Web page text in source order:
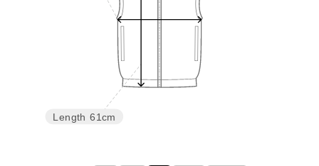
Length 61cm